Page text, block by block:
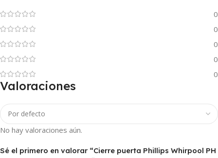
0
0
0
0
0
Valoraciones
No hay valoraciones aún.
Sé el primero en valorar “Cierre puerta Phillips Whirpool PH